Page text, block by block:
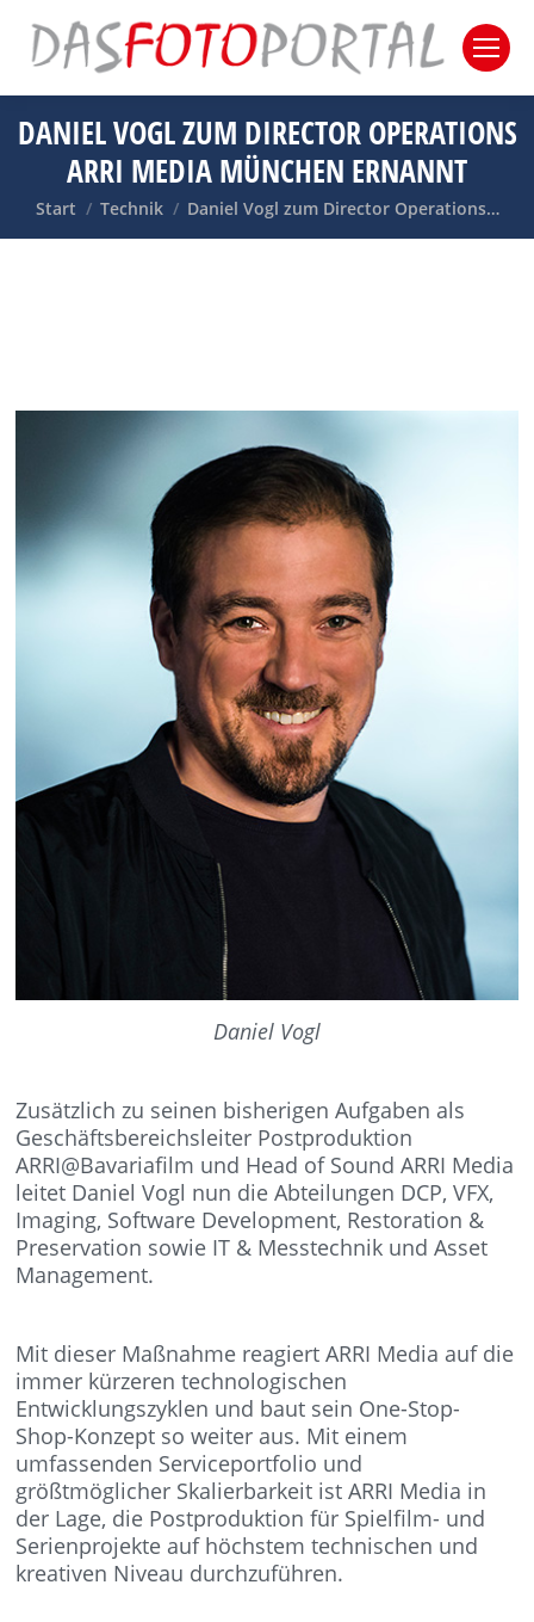
DANIEL VOGL ZUM DIRECTOR OPERATIONS
ARRI MEDIA MÜNCHEN ERNANNT
Sie befinden sich hier:
Start Technik Daniel Vogl zum Director Operations…
Daniel Vogl
Zusätzlich zu seinen bisherigen Aufgaben als
Geschäftsbereichsleiter Postproduktion
ARRI@Bavariafilm und Head of Sound ARRI Media
leitet Daniel Vogl nun die Abteilungen DCP, VFX,
Imaging, Software Development, Restoration &
Preservation sowie IT & Messtechnik und Asset
Management.
Mit dieser Maßnahme reagiert ARRI Media auf die
immer kürzeren technologischen
Entwicklungszyklen und baut sein One-Stop-
Shop-Konzept so weiter aus. Mit einem
umfassenden Serviceportfolio und
größtmöglicher Skalierbarkeit ist ARRI Media in
der Lage, die Postproduktion für Spielfilm- und
Serienprojekte auf höchstem technischen und
kreativen Niveau durchzuführen.